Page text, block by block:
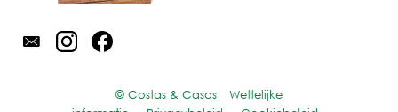
© Costas & Casas
Wettelijke